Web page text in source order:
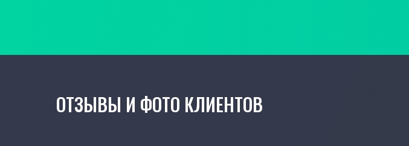
ОТЗЫВЫ И ФОТО КЛИЕНТОВ